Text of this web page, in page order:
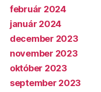
február 2024
január 2024
december 2023
november 2023
október 2023
september 2023